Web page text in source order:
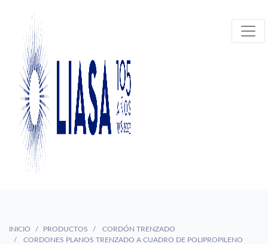
INICIO PRODUCTOS
CORDÓN TRENZADO
CORDONES PLANOS TRENZADO A CUADRO DE POLIPROPILENO